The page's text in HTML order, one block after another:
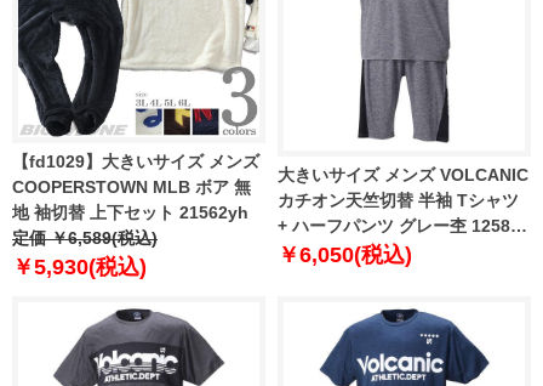
【fd1029】大きいサイズ メンズ
COOPERSTOWN MLB ボア 無
地 袖切替 上下セット 21562yh
定価 ￥6,589(税込)
￥5,930(税込)
大きいサイズ メンズ VOLCANIC
カチオン天竺切替 半袖 Tシャツ
+ ハーフパンツ グレー杢 1258-
2275-1 3L 4L 5L 6L
￥6,050(税込)